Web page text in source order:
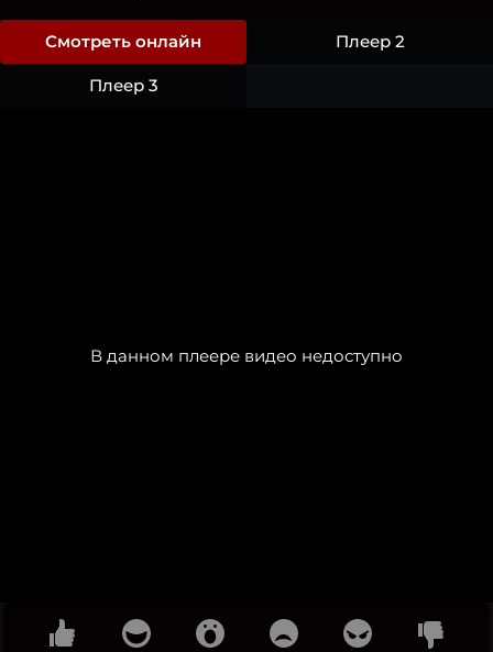
Смотреть онлайн Плеер 2
Плеер 3
В данном плеере видео недоступно